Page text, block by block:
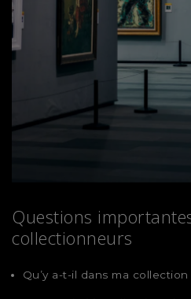
Questions
collectionneurs
Qu’y a-t-il dans ma collection